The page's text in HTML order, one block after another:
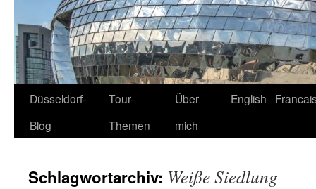
Düsseldorf-
Blog
Tour-
Themen
Über
mich
English
Schlagwortarchiv: Weiße Siedlung